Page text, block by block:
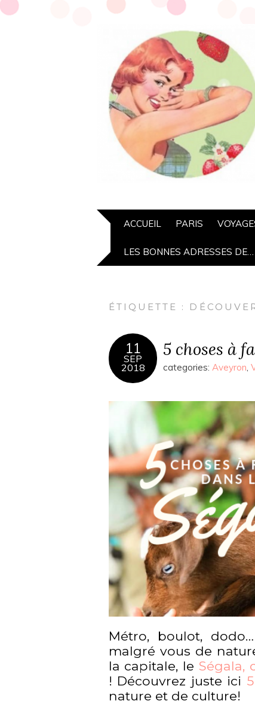
ACCUEIL PARIS
LES BONNES ADRESSES DE…
ÉTIQUETTE :
11
SEP
2018
5 choses à
categories: Aveyron,
Métro, boulot,
malgré vous de
la capitale, le Ségala,
! Découvrez juste ici
nature et de culture!